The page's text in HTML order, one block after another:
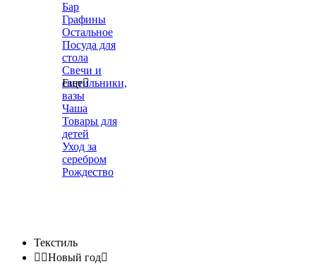
Бар
Графины
Остальное
Посуда для
стола
Свечи и
светильники,
вазы
Чаша
Товары для
детей
Уход за
серебром
Рождество
Еще
Текстиль
 Новый год